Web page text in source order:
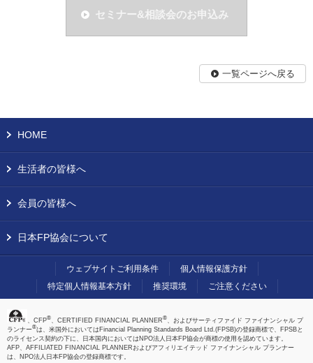
セミナー&相談会のお申込み
一覧ページへ戻る
HOME
生活者の皆様へ
会員の皆様へ
日本FP協会について
ウェブサイトご利用条件
個人情報保護方針
特定個人情報基本方針
推奨環境 ご注意ください
、CFP®、CERTIFIED FINANCIAL PLANNER®、およびサーティファイド ファイナンシャル プ
ランナー®は、米国外においてはFinancial Planning Standards Board Ltd.(FPSB)の登録商標で、FPSBと
のライセンス契約の下に、日本国内においてはNPO法人日本FP協会が商標の使用を認めています。
AFP、AFFILIATED FINANCIAL PLANNERおよびアフィリエイテッド ファイナンシャル プランナー
は、NPO法人日本FP協会の登録商標です。